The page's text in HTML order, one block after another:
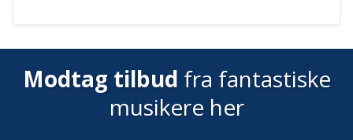
Modtag tilbud fra fantastiske
musikere her